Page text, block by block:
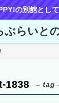
の別館とし
ぶらいと
1838 – tag